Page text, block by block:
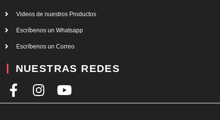
Videos de nuestros Productos
Escríbenos un Whatsapp
Escríbenos un Correo
NUESTRAS REDES
F
a
I
n
Y
o